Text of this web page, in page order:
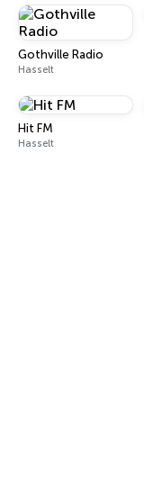
Gothville Radio
Hasselt
Hit FM
Hasselt